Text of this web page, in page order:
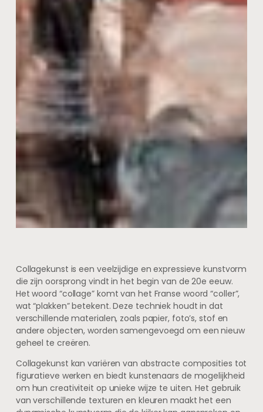
Collagekunst is een veelzijdige en expressieve kunstvorm
die zijn oorsprong vindt in het begin van de 20e eeuw.
Het woord “collage” komt van het Franse woord “coller”,
wat “plakken” betekent. Deze techniek houdt in dat
verschillende materialen, zoals papier, foto’s, stof en
andere objecten, worden samengevoegd om een nieuw
geheel te creëren.
Collagekunst kan variëren van abstracte composities tot
figuratieve werken en biedt kunstenaars de mogelijkheid
om hun creativiteit op unieke wijze te uiten. Het gebruik
van verschillende texturen en kleuren maakt het een